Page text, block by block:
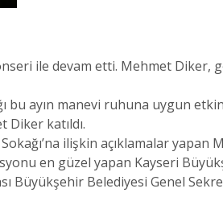
ile devam etti. Mehmet Diker,
bu ayın manevi ruhuna uygun
Diker katıldı.
ilişkin açıklamalar yapan
en güzel yapan Kayseri
Büyükşehir Belediyesi Genel